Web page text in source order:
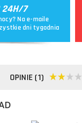
24H/7
Na e-maile
dni tygodnia
OPINIE (1)